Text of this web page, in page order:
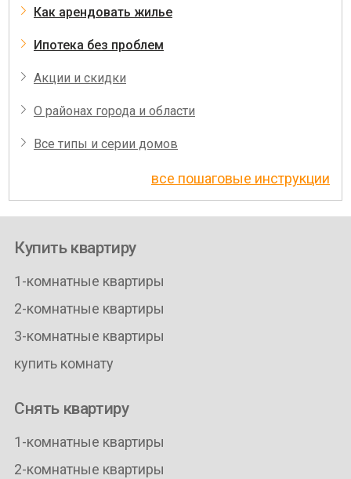
Как арендовать жилье
Ипотека без проблем
Акции и скидки
О районах города и области
Все типы и серии домов
все пошаговые инструкции
Купить квартиру
1-комнатные квартиры
2-комнатные квартиры
3-комнатные квартиры
купить комнату
Снять квартиру
1-комнатные квартиры
2-комнатные квартиры